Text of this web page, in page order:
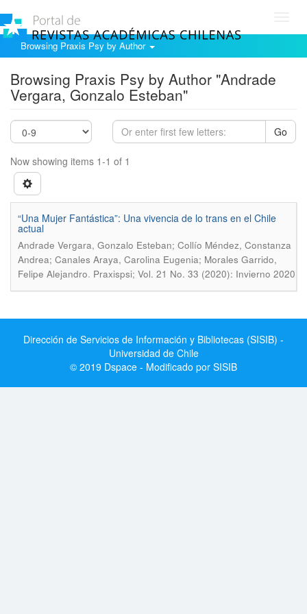
Browsing Praxis Psy by Author
Browsing Praxis Psy by Author "Andrade
Vergara, Gonzalo Esteban"
Go
Now showing items 1-1 of 1
“Una Mujer Fantástica”: Una vivencia de lo trans en el Chile
actual
Andrade Vergara, Gonzalo Esteban; Collío Méndez, Constanza
Andrea; Canales Araya, Carolina Eugenia; Morales Garrido,
Felipe Alejandro. Praxispsi; Vol. 21 No. 33 (2020): Invierno 2020
Dirección de Servicios de Información y Bibliotecas (SISIB) -
Universidad de Chile
© 2019 Dspace - Modificado por SISIB